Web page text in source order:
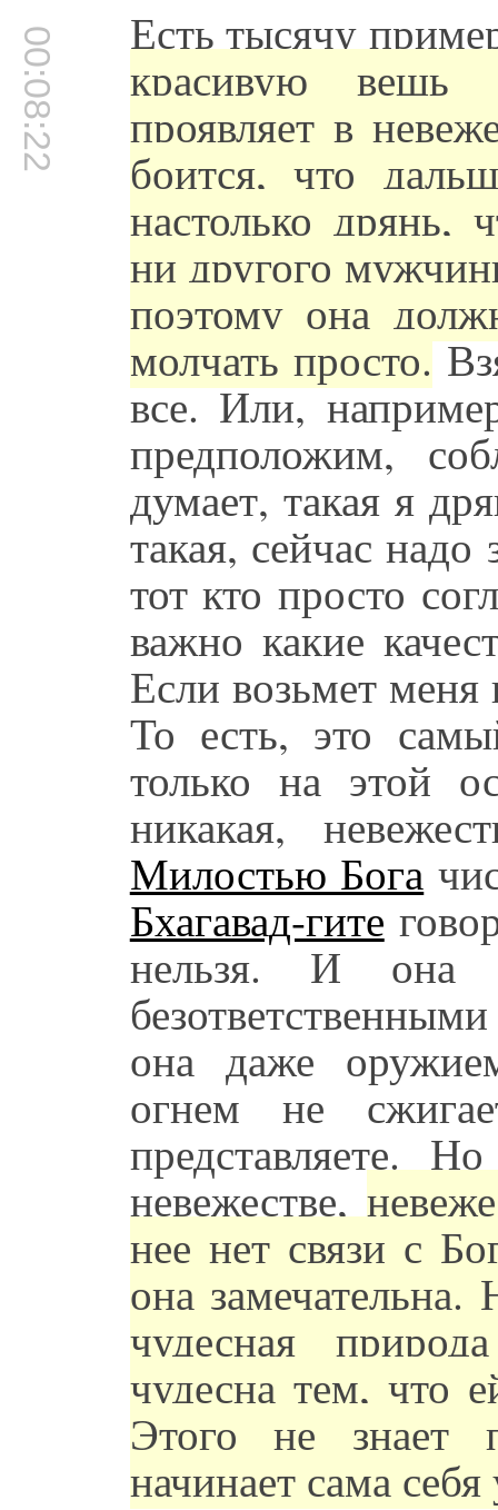
00:08:22 Есть тысячу
красивую вещь
проявляет в
боится, что
настолько дрянь,
ни другого
поэтому она
молчать просто.
все. Или,
предположим,
думает, такая я
такая, сейчас
тот кто просто
важно какие
Если возьмет
То есть, это
только на этой
никакая,
Милостью Бога
Бхагавад-гите
нельзя. И она
она даже
огнем не
представляете.
невежестве,
нее нет связи с
она замечательна.
чудесная
чудесна тем, что
Этого не знает
начинает сама